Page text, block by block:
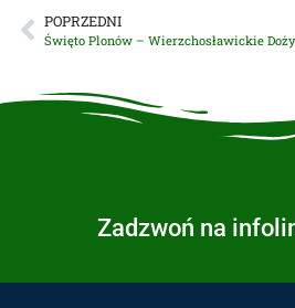
POPRZEDNI
Święto Plonów – Wierzchosławickie
Zadzwoń na